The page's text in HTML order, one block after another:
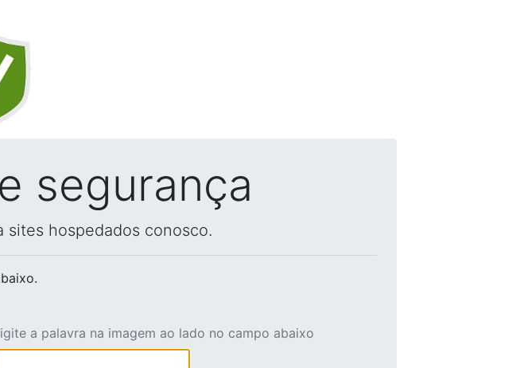
segurança
sites hospedados conosco.
a palavra na imagem ao lado no campo abaixo